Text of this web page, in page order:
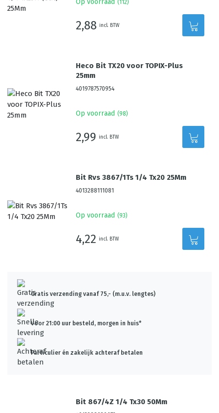
Op voorraad (112)
2,88 incl. BTW
Heco Bit TX20 voor TOPIX-Plus
25mm
4019787570954
Op voorraad (98)
2,99 incl. BTW
Bit Rvs 3867/1Ts 1/4 Tx20 25Mm
4013288111081
Op voorraad (93)
4,22 incl. BTW
Gratis verzending vanaf 75,- (m.u.v. lengtes)
Voor 21:00 uur besteld, morgen in huis*
Particulier én zakelijk achteraf betalen
Bit 867/4Z 1/4 Tx30 50Mm